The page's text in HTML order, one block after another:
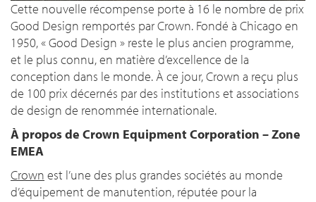
Cette nouvelle récompense porte à 16 le nombre de prix
Good Design remportés par Crown. Fondé à Chicago en
1950, « Good Design » reste le plus ancien programme,
et le plus connu, en matière d’excellence de la
conception dans le monde. À ce jour, Crown a reçu plus
de 100 prix décernés par des institutions et associations
de design de renommée internationale.
À propos de Crown Equipment Corporation – Zone
EMEA
Crown est l’une des plus grandes sociétés au monde
d’équipement de manutention, réputée pour la